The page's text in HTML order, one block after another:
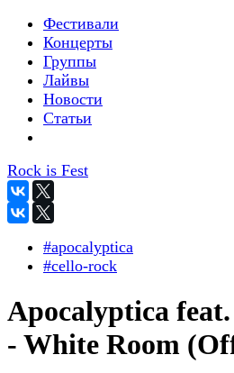
Фестивали
Концерты
Группы
Лайвы
Новости
Статьи
Rock is Fest
#apocalyptica
#cello-rock
Apocalyptica
- White Room